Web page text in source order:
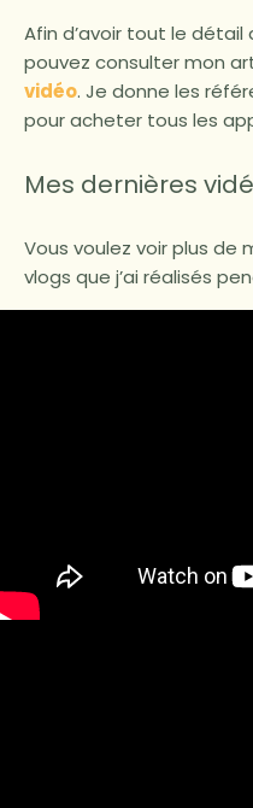
Afin d’avoir tout le
pouvez consulter mon
vidéo. Je donne les
pour acheter tous les
Mes dernières
Vous voulez voir plus de
vlogs que j’ai réalisés